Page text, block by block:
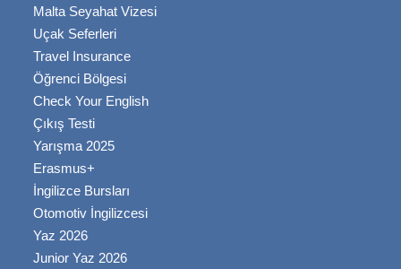
Malta Seyahat Vizesi
Uçak Seferleri
Travel Insurance
Öğrenci Bölgesi
Check Your English
Çıkış Testi
Yarışma 2025
Erasmus+
İngilizce Bursları
Otomotiv İngilizcesi
Yaz 2026
Junior Yaz 2026